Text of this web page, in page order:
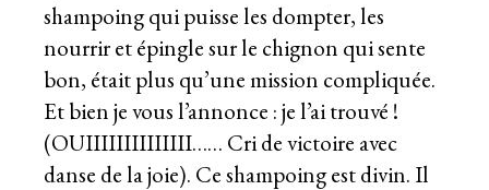
shampoing qui puisse les dompter, les
nourrir et épingle sur le chignon qui sente
bon, était plus qu’une mission compliquée.
Et bien je vous l’annonce : je l’ai trouvé !
(OUIIIIIIIIIIIIII…… Cri de victoire avec
danse de la joie). Ce shampoing est divin. Il